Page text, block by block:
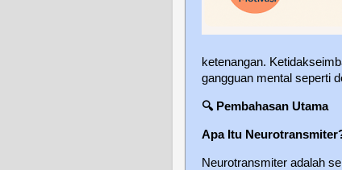
ketenangan.
gangguan mental seperti
🔍Pembahasan Utama
Apa Itu
Neurotransmiter adalah